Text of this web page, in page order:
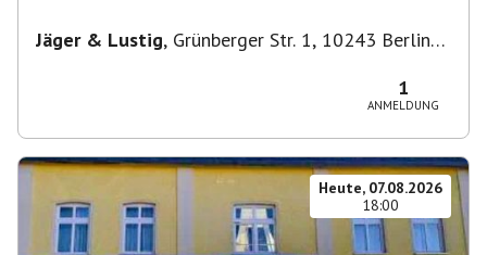
Jäger & Lustig, Grünberger Str. 1, 10243 Berlin-
1
ANMELDUNG
Heute, 07.08.2026
18:00